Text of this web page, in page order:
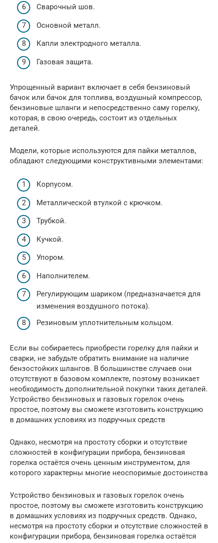
Сварочный шов.
Основной металл.
Капли электродного металла.
Газовая защита.
Упрощенный вариант включает в себя бензиновый
бачок или бачок для топлива, воздушный компрессор,
бензиновые шланги и непосредственно саму горелку,
которая, в свою очередь, состоит из отдельных
деталей.
Модели, которые используются для пайки металлов,
обладают следующими конструктивными элементами:
Корпусом.
Металлической втулкой с крючком.
Трубкой.
Кучкой.
Упором.
Наполнителем.
Регулирующим шариком (предназначается для
изменения воздушного потока).
Резиновым уплотнительным кольцом.
Если вы собираетесь приобрести горелку для пайки и
сварки, не забудьте обратить внимание на наличие
бензостойких шлангов. В большинстве случаев они
отсутствуют в базовом комплекте, поэтому возникает
необходимость дополнительной покупки таких деталей.
Устройство бензиновых и газовых горелок очень
простое, поэтому вы сможете изготовить конструкцию
в домашних условиях из подручных средств
Однако, несмотря на простоту сборки и отсутствие
сложностей в конфигурации прибора, бензиновая
горелка остаётся очень ценным инструментом, для
которого характерны многие неоспоримые достоинства
Устройство бензиновых и газовых горелок очень
простое, поэтому вы сможете изготовить конструкцию
в домашних условиях из подручных средств. Однако,
несмотря на простоту сборки и отсутствие сложностей в
конфигурации прибора, бензиновая горелка остаётся